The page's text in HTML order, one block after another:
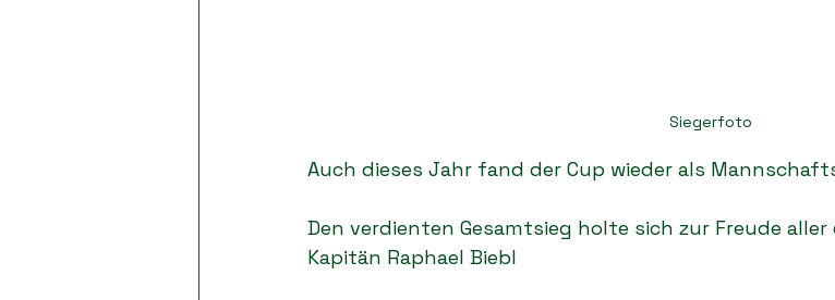
Siegerfoto
Auch dieses Jahr fand der Cup wieder als
Den verdienten Gesamtsieg holte sich zur Freude
Kapitän Raphael Biebl